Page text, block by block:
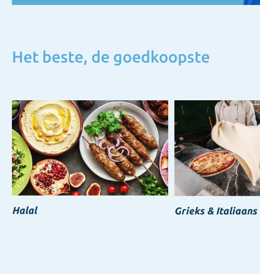
Het beste, de goedkoopste
Halal Grieks & Italiaans